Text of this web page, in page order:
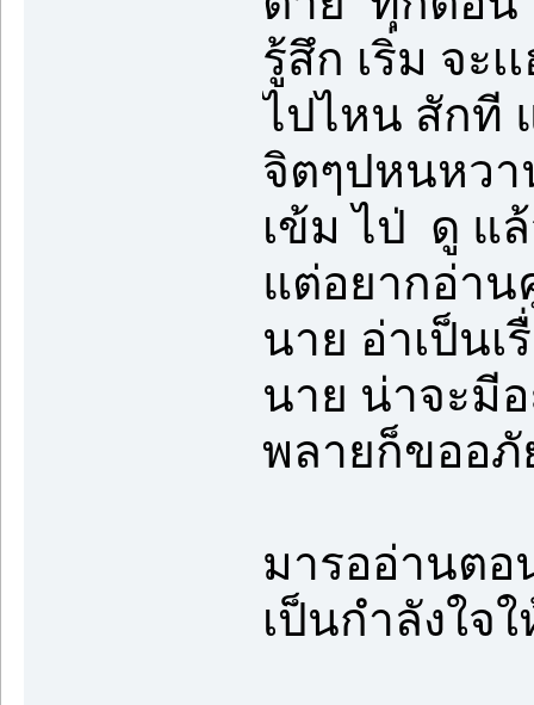
รู้สึก เริ่ม จะ
ไปไหน สักที
จิตๆปหนหวา
เข้ม ไป่ ดู แ
แต่อยากอ่าน
นาย อ่าเป็น
นาย น่าจะมี
พลายก็ขออ
มารออ่านตอ
เป็นกำลังใจ